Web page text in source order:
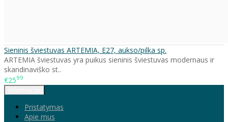
Sieninis šviestuvas ARTEMIA, E27, aukso/pilka sp.
ARTEMIA šviestuvas yra puikus sieninis šviestuvas modernaus ir
skandinaviško st..
€2599
Pristatymas
Apie mus